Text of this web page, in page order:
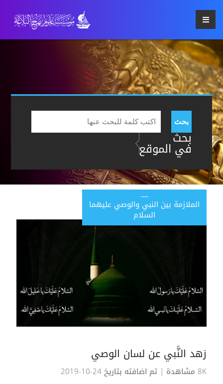
بحث
بحث
في الموقع
الملازمة بين النبي والوصي عليهما
السلام
زهد النَّبي عن لسان الوصي
8K مشاهدة
| تم اضافته بتاريخ 24-10-2019